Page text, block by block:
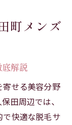
の特徴と
おすすめ
脱毛の特徴
びのポイン
町メンズ
解説
寄せる美容分野
田周辺では、
快適な脱毛サ